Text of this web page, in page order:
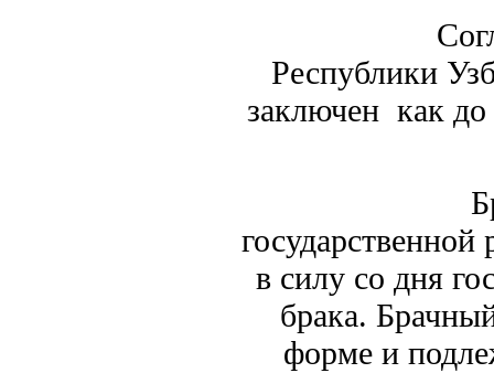
Согласно
Республики
заключен как до
государственной
в силу со дня
брака.
форме и